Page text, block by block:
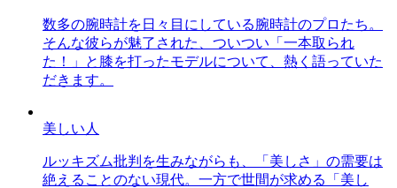
数多の腕時計を日々目にしている腕時計のプロたち。
そんな彼らが魅了された、ついつい「一本取られ
た！」と膝を打ったモデルについて、熱く語っていた
だきます。
美しい人
ルッキズム批判を生みながらも、「美しさ」の需要は
絶えることのない現代。一方で世間が求める「美し